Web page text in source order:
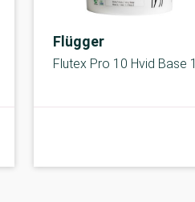
Flügger
Flutex Pro 10 Hvid Base 1